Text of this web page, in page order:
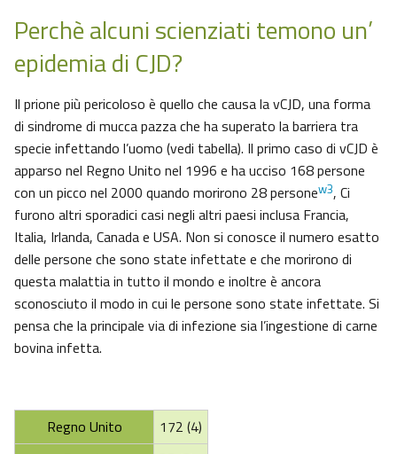
Perchè alcuni scienziati temono un’
epidemia di CJD?
Il prione più pericoloso è quello che causa la vCJD, una forma
di sindrome di mucca pazza che ha superato la barriera tra
specie infettando l’uomo (vedi tabella). Il primo caso di vCJD è
apparso nel Regno Unito nel 1996 e ha ucciso 168 persone
con un picco nel 2000 quando morirono 28 personew3, Ci
furono altri sporadici casi negli altri paesi inclusa Francia,
Italia, Irlanda, Canada e USA. Non si conosce il numero esatto
delle persone che sono state infettate e che morirono di
questa malattia in tutto il mondo e inoltre è ancora
sconosciuto il modo in cui le persone sono state infettate. Si
pensa che la principale via di infezione sia l’ingestione di carne
bovina infetta.
Regno Unito
172 (4)